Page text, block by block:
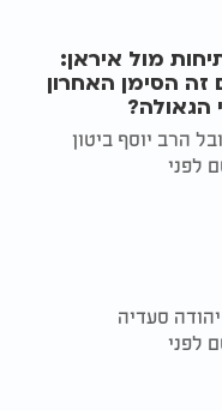
מול איראן:
זה הסימן האחרון
הגאולה?
הרב יוסף ביטון
לפני
סעדיה
לפני